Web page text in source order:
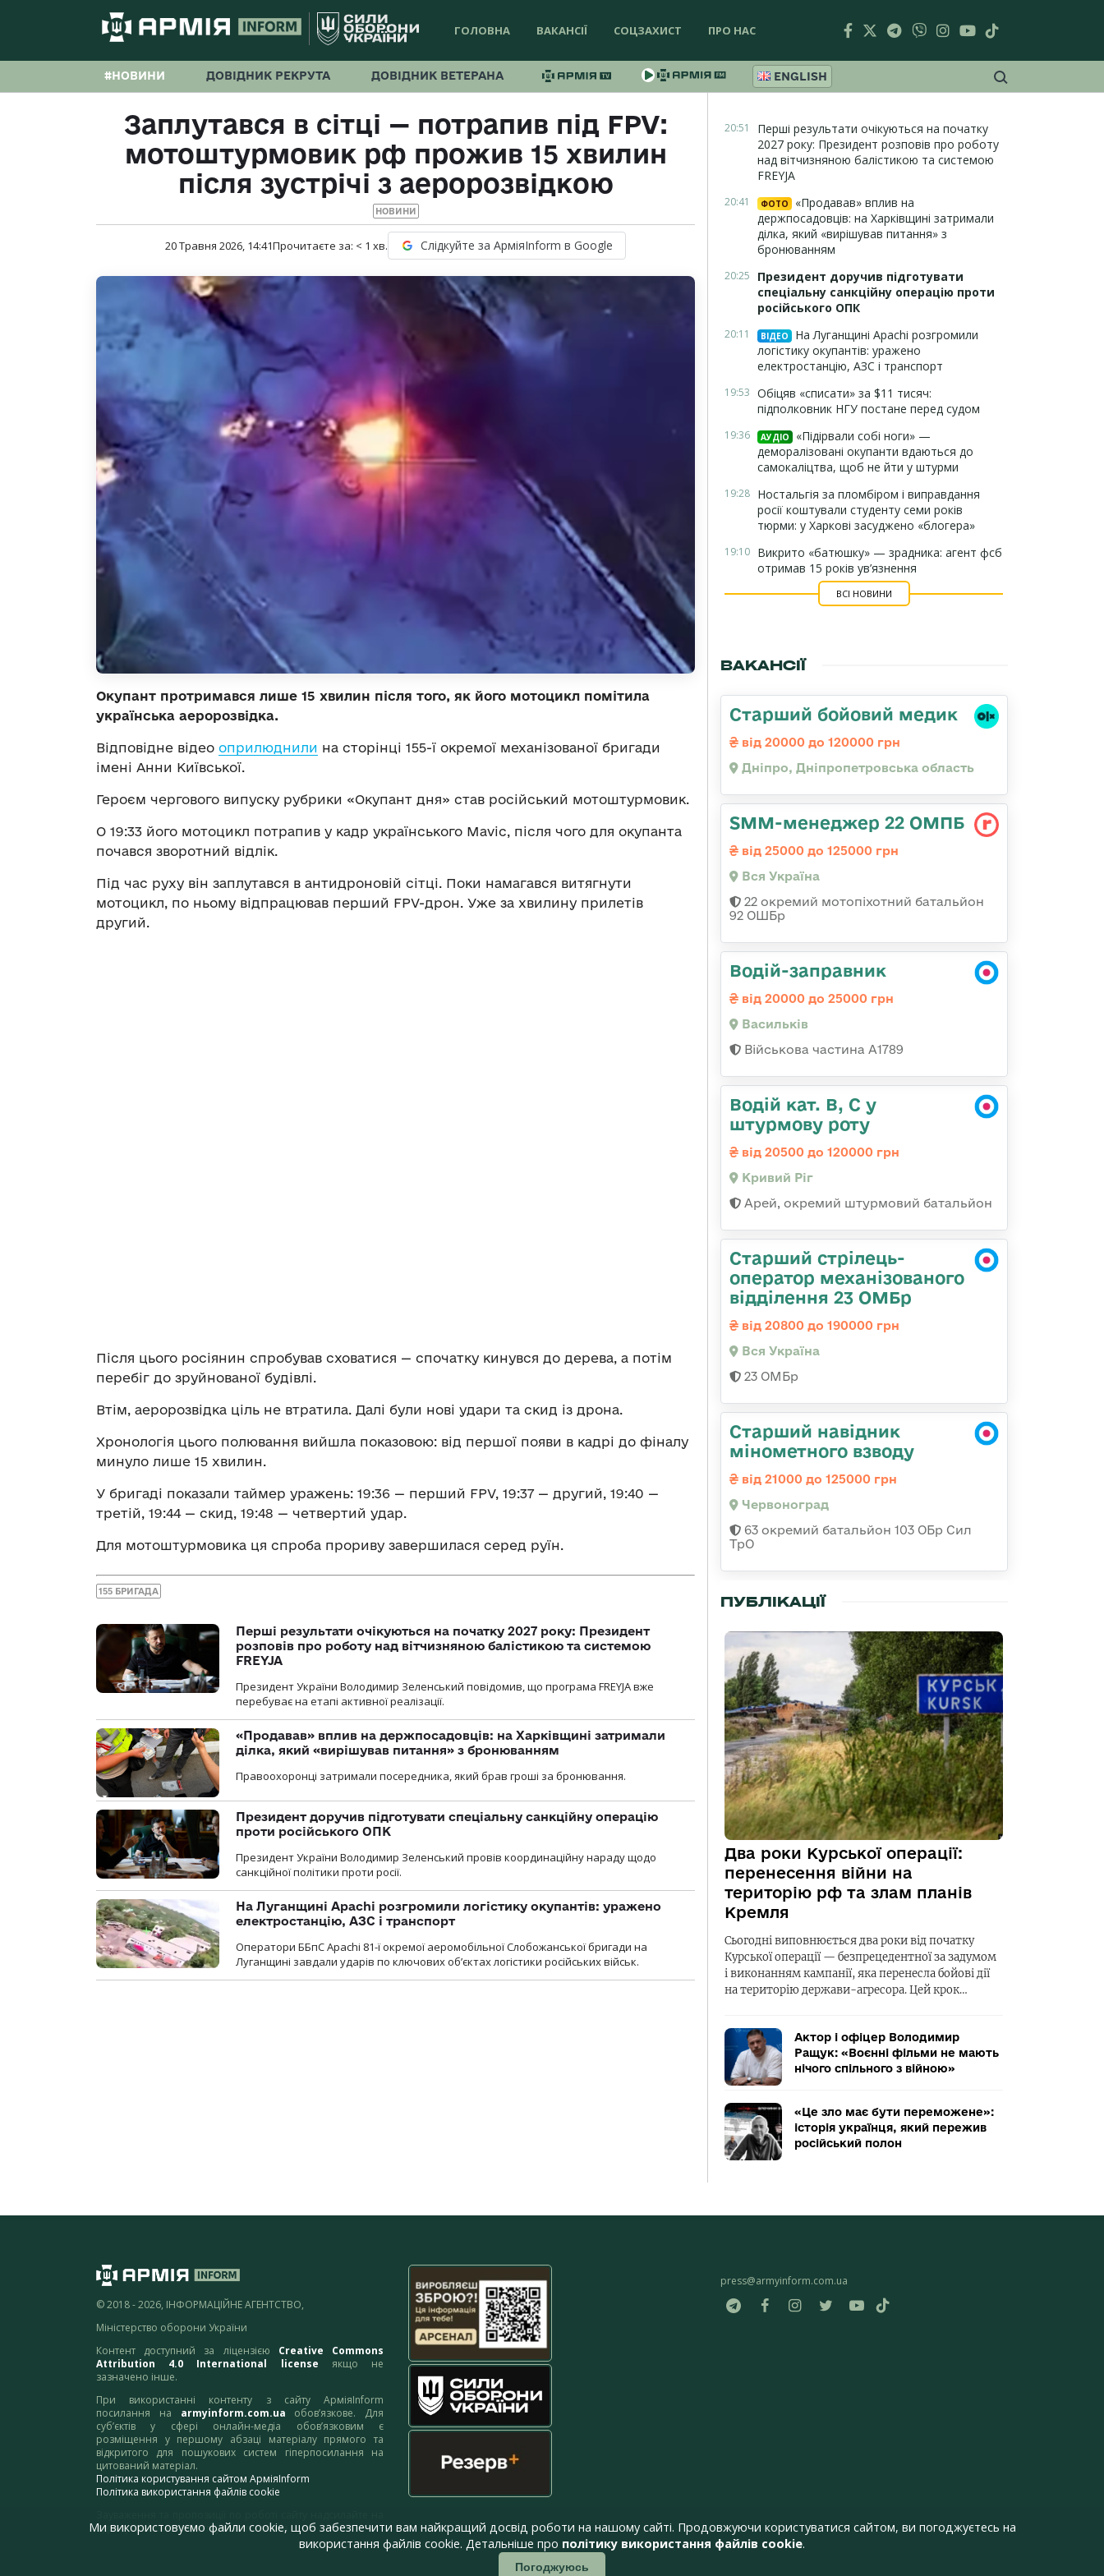
ГОЛОВНА ВАКАНСІЇ СОЦЗАХИСТ ПРО НАС
#НОВИНИ ДОВІДНИК РЕКРУТА ДОВІДНИК ВЕТЕРАНА ENGLISH
Заплутався в сітці — потрапив під FPV:
мотоштурмовик рф прожив 15 хвилин
після зустрічі з аеророзвідкою
НОВИНИ
20 Травня 2026, 14:41Прочитаєте за: < 1 хв. Слідкуйте за АрміяInform в Google
Окупант протримався лише 15 хвилин після того, як його мотоцикл помітила
українська аеророзвідка.
Відповідне відео оприлюднили на сторінці 155-ї окремої механізованої бригади
імені Анни Київської.
Героєм чергового випуску рубрики «Окупант дня» став російський мотоштурмовик.
О 19:33 його мотоцикл потрапив у кадр українського Mavic, після чого для окупанта
почався зворотний відлік.
Під час руху він заплутався в антидроновій сітці. Поки намагався витягнути
мотоцикл, по ньому відпрацював перший FPV-дрон. Уже за хвилину прилетів
другий.
Після цього росіянин спробував сховатися — спочатку кинувся до дерева, а потім
перебіг до зруйнованої будівлі.
Втім, аеророзвідка ціль не втратила. Далі були нові удари та скид із дрона.
Хронологія цього полювання вийшла показовою: від першої появи в кадрі до фіналу
минуло лише 15 хвилин.
У бригаді показали таймер уражень: 19:36 — перший FPV, 19:37 — другий, 19:40 —
третій, 19:44 — скид, 19:48 — четвертий удар.
Для мотоштурмовика ця спроба прориву завершилася серед руїн.
155 БРИГАДА
Перші результати очікуються на початку 2027 року: Президент
розповів про роботу над вітчизняною балістикою та системою
FREYJA
Президент України Володимир Зеленський повідомив, що програма FREYJA вже
перебуває на етапі активної реалізації.
«Продавав» вплив на держпосадовців: на Харківщині затримали
ділка, який «вирішував питання» з бронюванням
Правоохоронці затримали посередника, який брав гроші за бронювання.
Президент доручив підготувати спеціальну санкційну операцію
проти російського ОПК
Президент України Володимир Зеленський провів координаційну нараду щодо
санкційної політики проти росії.
На Луганщині Apachi розгромили логістику окупантів: уражено
електростанцію, АЗС і транспорт
Оператори ББпС Apachi 81-ї окремої аеромобільної Слобожанської бригади на
Луганщині завдали ударів по ключових об’єктах логістики російських військ.
20:51
Перші результати очікуються на початку
2027 року: Президент розповів про роботу
над вітчизняною балістикою та системою
FREYJA
20:41 ФОТО
«Продавав» вплив на
держпосадовців: на Харківщині затримали
ділка, який «вирішував питання» з
бронюванням
20:25
Президент доручив підготувати
спеціальну санкційну операцію проти
російського ОПК
20:11 ВІДЕО
На Луганщині Apachi розгромили
логістику окупантів: уражено
електростанцію, АЗС і транспорт
19:53 Обіцяв «списати» за $11 тисяч:
підполковник НГУ постане перед судом
19:36 АУДІО
«Підірвали собі ноги» —
деморалізовані окупанти вдаються до
самокаліцтва, щоб не йти у штурми
19:28 Ностальгія за пломбіром і виправдання
росії коштували студенту семи років
тюрми: у Харкові засуджено «блогера»
19:10 Викрито «батюшку» — зрадника: агент фсб
отримав 15 років ув’язнення
ВСІ НОВИНИ
ВАКАНСІЇ
Старший бойовий медик
від 20000 до 120000 грн
Дніпро, Дніпропетровська область
SMM-менеджер 22 ОМПБ
від 25000 до 125000 грн
Вся Україна
22 окремий мотопіхотний батальйон
92 ОШБр
Водій-заправник
від 20000 до 25000 грн
Васильків
Військова частина А1789
Водій кат. В, С у
штурмову роту
від 20500 до 120000 грн
Кривий Ріг
Арей, окремий штурмовий батальйон
Старший стрілець-
оператор механізованого
відділення 23 ОМБр
від 20800 до 190000 грн
Вся Україна
23 ОМБр
Старший навідник
мінометного взводу
від 21000 до 125000 грн
Червоноград
63 окремий батальйон 103 ОБр Сил
ТрО
ПУБЛІКАЦІЇ
Два роки Курської операції:
перенесення війни на
територію рф та злам планів
Кремля
Сьогодні виповнюється два роки від початку
Курської операції — безпрецедентної за задумом
і виконанням кампанії, яка перенесла бойові дії
на територію держави-агресора. Цей крок…
Актор і офіцер Володимир
Ращук: «Воєнні фільми не мають
нічого спільного з війною»
«Це зло має бути переможене»:
історія українця, який пережив
російський полон
© 2018 - 2026, ІНФОРМАЦІЙНЕ АГЕНТСТВО,
Міністерство оборони України
Контент доступний за ліцензією Creative Commons
Attribution 4.0 International license якщо не
зазначено інше.
При використанні контенту з сайту АрміяInform
посилання на armyinform.com.ua обов’язкове. Для
суб’єктів у сфері онлайн-медіа обов’язковим є
розміщення у першому абзаці матеріалу прямого та
відкритого для пошукових систем гіперпосилання на
цитований матеріал.
Політика користування сайтом АрміяInform
Політика використання файлів cookie
адресу:webmaster@armyinform.com.ua
press@armyinform.com.ua
Ми використовуємо файли cookie, щоб забезпечити вам найкращий досвід роботи на нашому сайті. Продовжуючи користуватися сайтом, ви погоджуєтесь на
використання файлів cookie. Детальніше про політику використання файлів cookie.
Погоджуюсь